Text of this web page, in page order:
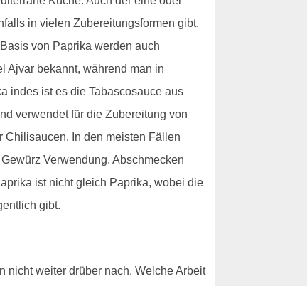
in vielen Zubereitungsformen gibt.
von Paprika werden auch
Ajvar bekannt, während man in
indes ist es die Tabascosauce aus
verwendet für die Zubereitung von
Chilisaucen. In den meisten Fällen
Verwendung. Abschmecken
ist nicht gleich Paprika, wobei die
gibt.
nicht weiter drüber nach. Welche Arbeit